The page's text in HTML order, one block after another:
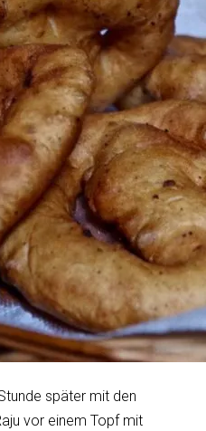
später mit den
vor einem Topf mit